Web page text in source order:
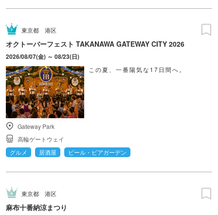
東京都 港区
オクトーバーフェスト TAKANAWA GATEWAY CITY 2026
2026/08/07(金) ～ 08/23(日)
この夏、一番陽気な17日間へ。
Gateway Park
高輪ゲートウェイ
グルメ
居酒屋 ビール・ビアガーデン
東京都 港区
麻布十番納涼まつり